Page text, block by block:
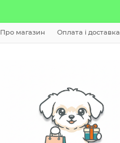
Про магазин Оплата і доставка